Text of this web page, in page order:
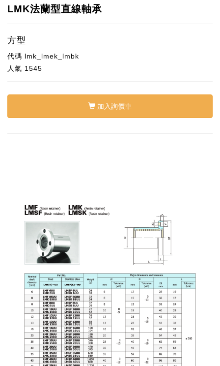
LMK法蘭型直線軸承
方型
代碼 lmk_lmek_lmbk
人氣 1545
加入詢價車